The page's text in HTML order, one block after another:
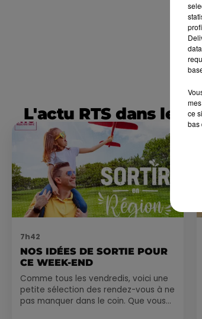
L'actu RTS dans le
7h42
NOS IDÉES DE SORTIE POUR
CE WEEK-END
Comme tous les vendredis, voici une
petite sélection des rendez-vous à ne
pas manquer dans le coin. Que vous
ce
bas